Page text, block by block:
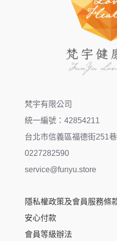
梵宇有限公司
統一編號：42854211
台北市信義區福德街251
0227282590
service@funyu.store
隱私權政策及會員服務條
安心付款
會員等級辦法